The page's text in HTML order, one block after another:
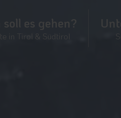
es gehen?
in Tirol & Südtirol